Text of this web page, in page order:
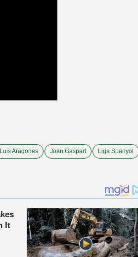
Luis Aragones Joan Gaspart Liga Spanyol